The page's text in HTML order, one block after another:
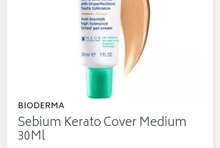
BIODERMA
Sebium Kerato Cover Medium
30Ml